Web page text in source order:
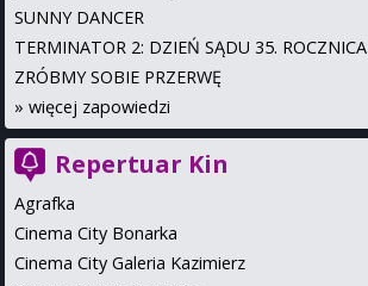
SUNNY DANCER
TERMINATOR 2: DZIEŃ SĄDU 35. ROCZNICA
ZRÓBMY SOBIE PRZERWĘ
» więcej zapowiedzi
Repertuar Kin
Agrafka
Cinema City Bonarka
Cinema City Galeria Kazimierz